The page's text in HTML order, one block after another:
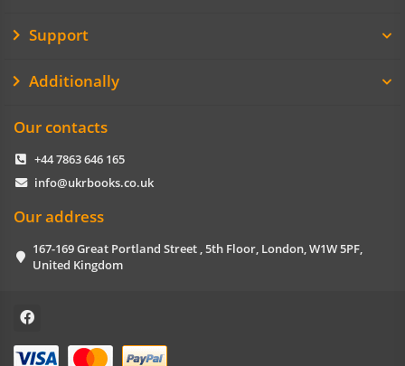
Support
Additionally
Our contacts
+44 7863 646 165
info@ukrbooks.co.uk
Our address
167-169 Great Portland Street , 5th Floor, London, W1W 5PF,
United Kingdom